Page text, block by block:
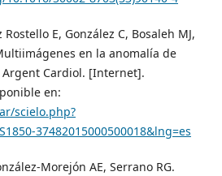
E, González C, Bosaleh MJ,
en la anomalía de
Argent Cardiol. [Internet].
en:
scielo.php?
37482015000500018&lng=es
Morejón AE, Serrano RG.